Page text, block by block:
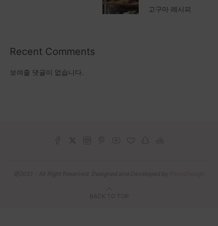
고구마 레시피
Recent Comments
보여줄 댓글이 없습니다.
@2021 - All Right Reserved. Designed and Developed by
BACK TO TOP